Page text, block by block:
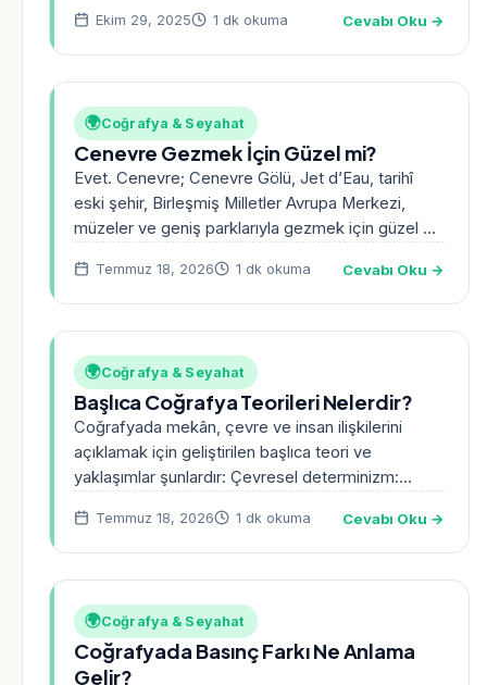
Ekim 29, 2025 1 dk okuma Cevabı Oku →
🌍Coğrafya & Seyahat
Cenevre Gezmek İçin Güzel mi?
Evet. Cenevre; Cenevre Gölü, Jet d’Eau, tarihî
eski şehir, Birleşmiş Milletler Avrupa Merkezi,
müzeler ve geniş parklarıyla gezmek için güzel bir
Temmuz 18, 2026 1 dk okuma Cevabı Oku →
🌍Coğrafya & Seyahat
Başlıca Coğrafya Teorileri Nelerdir?
Coğrafyada mekân, çevre ve insan ilişkilerini
açıklamak için geliştirilen başlıca teori ve
yaklaşımlar şunlardır: Çevresel determinizm:
Temmuz 18, 2026 1 dk okuma Cevabı Oku →
🌍Coğrafya & Seyahat
Coğrafyada Basınç Farkı Ne Anlama
Gelir?